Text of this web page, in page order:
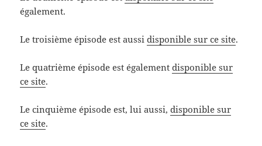
également.
Le troisième épisode est aussidisponible sur ce site.
Le quatrième épisode est égalementdisponible sur
ce site.
Le cinquième épisode est, lui aussi,disponible sur
ce site.